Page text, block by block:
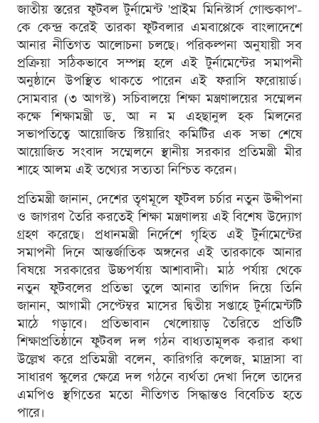
জাতীয় স্তরের ফুটবল টুর্নামেন্ট 'প্রাইম মিনিস্টার্স গোল্ডকাপ'-
কে কেন্দ্র করেই তারকা ফুটবলার এমবাপ্পেকে বাংলাদেশে
আনার নীতিগত আলোচনা চলছে। পরিকল্পনা অনুযায়ী সব
প্রক্রিয়া সঠিকভাবে সম্পন্ন হলে এই টুর্নামেন্টের সমাপনী
অনুষ্ঠানে উপস্থিত থাকতে পারেন এই ফরাসি ফরোয়ার্ড।
সোমবার (৩ আগস্ট) সচিবালয়ে শিক্ষা মন্ত্রণালয়ের সম্মেলন
কক্ষে শিক্ষামন্ত্রী ড. আ ন ম এহছানুল হক মিলনের
সভাপতিত্বে আয়োজিত স্টিয়ারিং কমিটির এক সভা শেষে
আয়োজিত সংবাদ সম্মেলনে স্থানীয় সরকার প্রতিমন্ত্রী মীর
শাহে আলম এই তথ্যের সত্যতা নিশ্চিত করেন।
প্রতিমন্ত্রী জানান, দেশের তৃণমূলে ফুটবল চর্চার নতুন উদ্দীপনা
ও জাগরণ তৈরি করতেই শিক্ষা মন্ত্রণালয় এই বিশেষ উদ্যোগ
গ্রহণ করেছে। প্রধানমন্ত্রী নির্দেশে গৃহিত এই টুর্নামেন্টের
সমাপনী দিনে আন্তর্জাতিক অঙ্গনের এই তারকাকে আনার
বিষয়ে সরকারের উচ্চপর্যায় আশাবাদী। মাঠ পর্যায় থেকে
নতুন ফুটবলের প্রতিভা তুলে আনার তাগিদ দিয়ে তিনি
জানান, আগামী সেপ্টেম্বর মাসের দ্বিতীয় সপ্তাহে টুর্নামেন্টটি
মাঠে গড়াবে। প্রতিভাবান খেলোয়াড় তৈরিতে প্রতিটি
শিক্ষাপ্রতিষ্ঠানে ফুটবল দল গঠন বাধ্যতামূলক করার কথা
উল্লেখ করে প্রতিমন্ত্রী বলেন, কারিগরি কলেজ, মাদ্রাসা বা
সাধারণ স্কুলের ক্ষেত্রে দল গঠনে ব্যর্থতা দেখা দিলে তাদের
এমপিও স্থগিতের মতো নীতিগত সিদ্ধান্তও বিবেচিত হতে
পারে।